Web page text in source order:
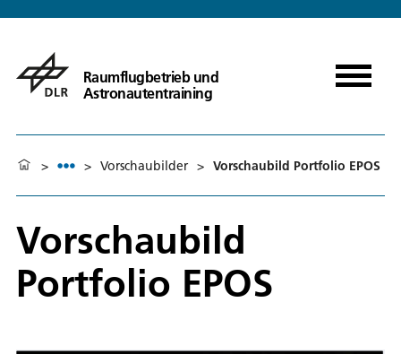
Raumflugbetrieb und
Astronautentraining
> > Vorschaubilder > Vorschaubild Portfolio EPOS
Vorschaubild
Portfolio EPOS